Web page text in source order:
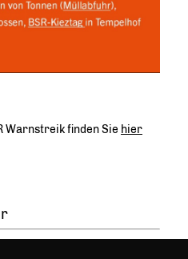
Warnstreik finden Sie hier